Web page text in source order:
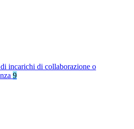
incarichi di collaborazione o
9